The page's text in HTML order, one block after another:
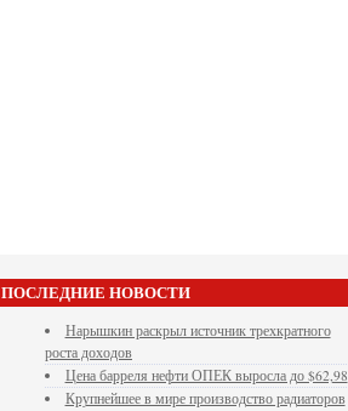
ПОСЛЕДНИЕ НОВОСТИ
Нарышкин раскрыл источник трехкратного
роста доходов
Цена барреля нефти ОПЕК выросла до $62,98
Крупнейшее в мире производство радиаторов